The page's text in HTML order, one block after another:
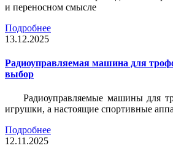
и переносном смысле
Подробнее
13.12.2025
Радиоуправляемая машина для
выбор
Радиоуправляемые машины для
игрушки, а настоящие спортивные
Подробнее
12.11.2025